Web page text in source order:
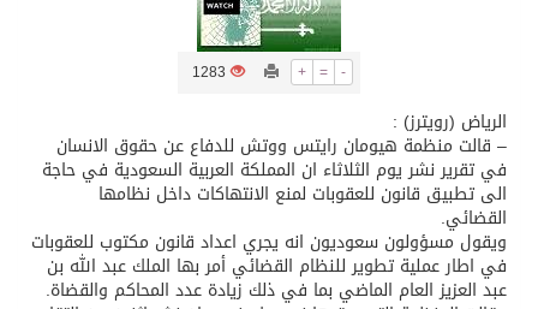
ثلة من الضابطات في الجييش الكويتي
كسوة الكعبة تعتلي البيت العتيق
“سبيس إكس” تطلق 24 قمرًا صناعيًا جديدًا إلى الفضاء
+ = -
1283
الرياض (رويترز) :
– قالت منظمة هيومان رايتس ووتش للدفاع عن حقوق الانسان
في تقرير نشر يوم الثلاثاء ان المملكة العربية السعودية في حاجة
الى تطبيق قانون للعقوبات لمنع الانتهاكات داخل نظامها
القضائي.
ويقول مسؤولون سعوديون انه يجري اعداد قانون مكتوب للعقوبات
في اطار عملية تطوير للنظام القضائي أمر بها الملك عبد الله بن
عبد العزيز العام الماضي بما في ذلك زيادة عدد المحاكم والقضاة.